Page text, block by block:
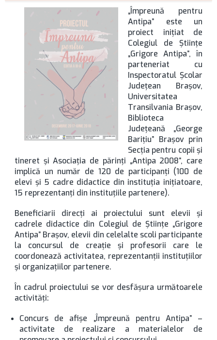
„Împreună pentru
Antipa” este un
proiect inițiat de
Colegiul de Științe
„Grigore Antipa”, în
parteneriat cu
Inspectoratul Școlar
Județean Brașov,
Universitatea
Transilvania Brașov,
Biblioteca
Județeană „George
Barițiu” Brașov prin
Secția pentru copii și
tineret și Asociația de părinți „Antipa 2008”, care
implică un număr de 120 de participanți (100 de
elevi și 5 cadre didactice din instituția inițiatoare,
15 reprezentanți din instituțiile partenere).
Beneficiarii direcți ai proiectului sunt elevii și
cadrele didactice din Colegiul de Științe „Grigore
Antipa” Brașov, elevii din celelalte scoli participante
la concursul de creație și profesorii care le
coordonează activitatea, reprezentanții instituțiilor
și organizațiilor partenere.
În cadrul proiectului se vor desfășura următoarele
activități:
Concurs de afișe „Împreună pentru Antipa” –
activitate de realizare a materialelor de
promovare a proiectului și concursului